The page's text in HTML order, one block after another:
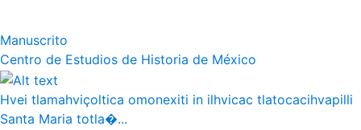
Manuscrito
Centro de Estudios de Historia de México
Hvei tlamahviçoltica omonexiti in ilhvicac tlatocacihvapilli
Santa Maria totla�...